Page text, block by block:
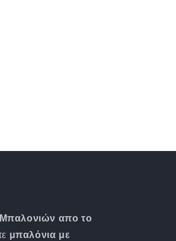
απο το
μπαλόνια με